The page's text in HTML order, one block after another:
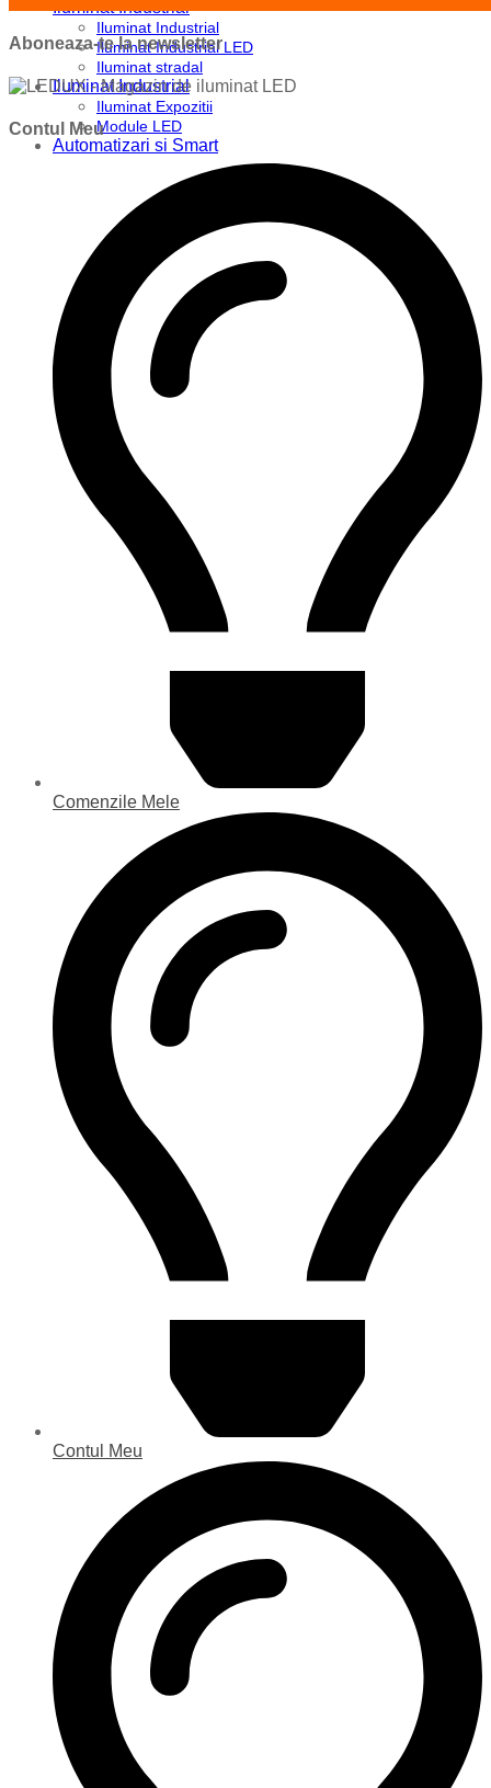
Iluminat Industrial
Iluminat Industrial
Iluminat Industrial LED
Iluminat stradal
Iluminat Industrial
Iluminat Expozitii
Module LED
Automatizari si Smart
Aboneaza-te la newsletter
Contul Meu
Comenzile Mele
Contul Meu